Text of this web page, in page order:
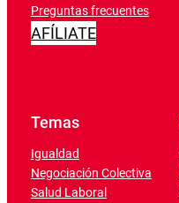
Preguntas frecuentes
AFÍLIATE
Temas
Igualdad
Negociación Colectiva
Salud Laboral